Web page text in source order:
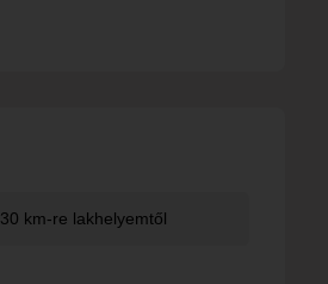
30 km-re lakhelyemtől